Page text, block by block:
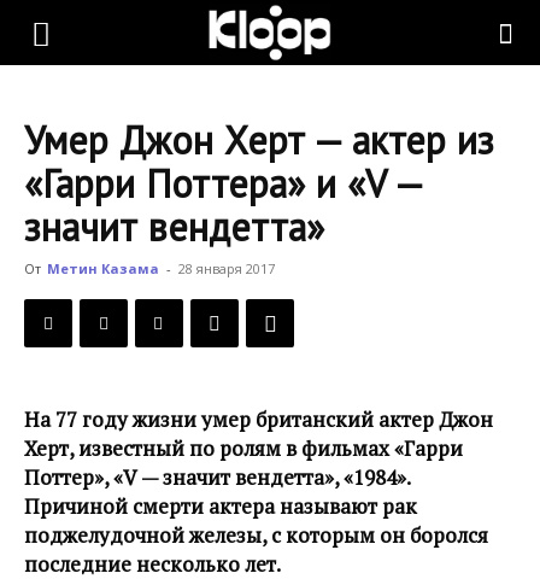
KLOOP.KG
Новости
Кыргызстана
Умер Джон Херт — актер из
«Гарри Поттера» и «V —
значит вендетта»
От Метин Казама - 28 января 2017
На 77 году жизни умер британский актер Джон
Херт, известный по ролям в фильмах «Гарри
Поттер», «V — значит вендетта», «1984».
Причиной смерти актера называют рак
поджелудочной железы, с которым он боролся
последние несколько лет.